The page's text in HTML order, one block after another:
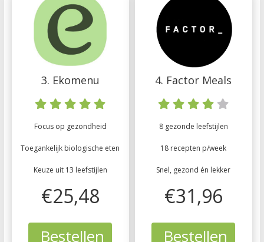
3. Ekomenu
Focus op gezondheid
Toegankelijk biologische eten
Keuze uit 13 leefstijlen
€25,48
Bestellen
4. Factor Meals
8 gezonde leefstijlen
18 recepten p/week
Snel, gezond én lekker
€31,96
Bestellen